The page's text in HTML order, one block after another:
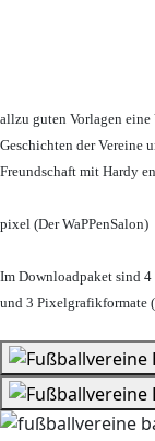
allzu guten Vorlagen
Geschichten der Vereine
Freundschaft mit Hardy
pixel (Der WaPPenSalon)
Im Downloadpaket sind 4
und 3 Pixelgrafikformate